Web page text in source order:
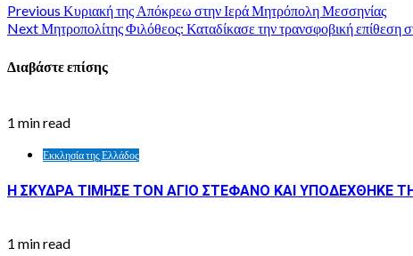
Previous Κυριακή της Απόκρεω στην Ιερά Μητρόπολη Μεσσηνίας
NextΜητροπολίτης Φιλόθεος: Καταδίκασε την τρανσφοβική επίθεση
Διαβάστε επίσης
1 min read
Εκκλησία της Ελλάδος
Η ΣΚΥΔΡΑ ΤΙΜΗΣΕ ΤΟΝ ΑΓΙΟ ΣΤΕΦΑΝΟ ΚΑΙ ΥΠΟΔΕΧΘΗΚΕ
1 min read